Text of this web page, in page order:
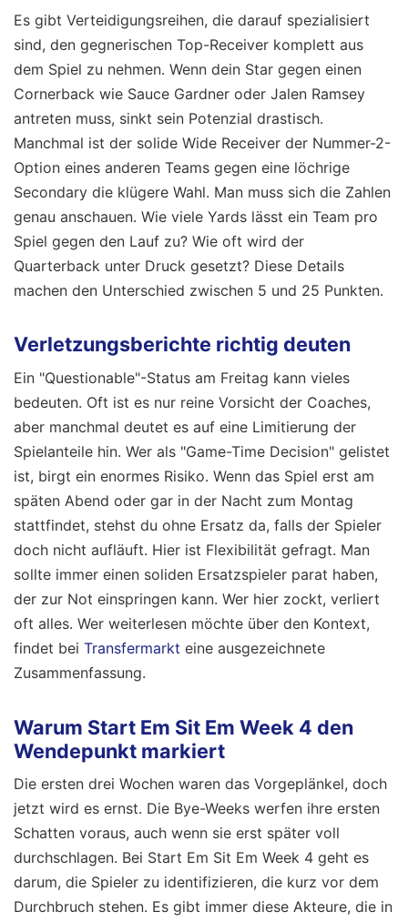
Es gibt Verteidigungsreihen, die darauf spezialisiert
sind, den gegnerischen Top-Receiver komplett aus
dem Spiel zu nehmen. Wenn dein Star gegen einen
Cornerback wie Sauce Gardner oder Jalen Ramsey
antreten muss, sinkt sein Potenzial drastisch.
Manchmal ist der solide Wide Receiver der Nummer-2-
Option eines anderen Teams gegen eine löchrige
Secondary die klügere Wahl. Man muss sich die Zahlen
genau anschauen. Wie viele Yards lässt ein Team pro
Spiel gegen den Lauf zu? Wie oft wird der
Quarterback unter Druck gesetzt? Diese Details
machen den Unterschied zwischen 5 und 25 Punkten.
Verletzungsberichte richtig deuten
Ein "Questionable"-Status am Freitag kann vieles
bedeuten. Oft ist es nur reine Vorsicht der Coaches,
aber manchmal deutet es auf eine Limitierung der
Spielanteile hin. Wer als "Game-Time Decision" gelistet
ist, birgt ein enormes Risiko. Wenn das Spiel erst am
späten Abend oder gar in der Nacht zum Montag
stattfindet, stehst du ohne Ersatz da, falls der Spieler
doch nicht aufläuft. Hier ist Flexibilität gefragt. Man
sollte immer einen soliden Ersatzspieler parat haben,
der zur Not einspringen kann. Wer hier zockt, verliert
oft alles. Wer weiterlesen möchte über den Kontext,
findet bei Transfermarkt eine ausgezeichnete
Zusammenfassung.
Warum Start Em Sit Em Week 4 den
Wendepunkt markiert
Die ersten drei Wochen waren das Vorgeplänkel, doch
jetzt wird es ernst. Die Bye-Weeks werfen ihre ersten
Schatten voraus, auch wenn sie erst später voll
durchschlagen. Bei Start Em Sit Em Week 4 geht es
darum, die Spieler zu identifizieren, die kurz vor dem
Durchbruch stehen. Es gibt immer diese Akteure, die in